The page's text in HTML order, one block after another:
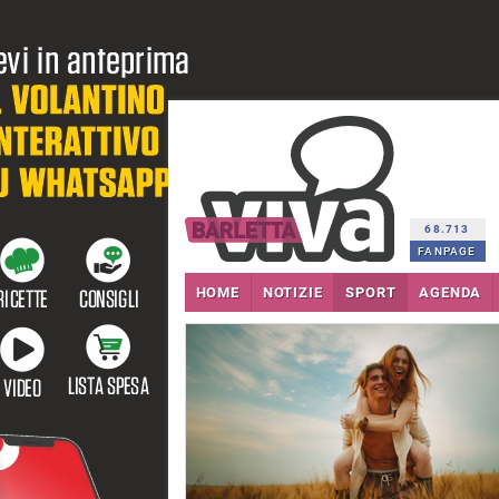
68.713
FANPAGE
HOME NOTIZIE SPORT AGENDA